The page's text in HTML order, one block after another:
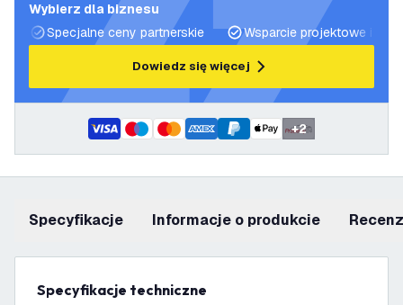
Wybierz dla biznesu
Specjalne ceny partnerskie
Wsparcie projektowe i
Dowiedz się więcej
+2
Specyfikacje informacje o produkcie
Specyfikacje techniczne